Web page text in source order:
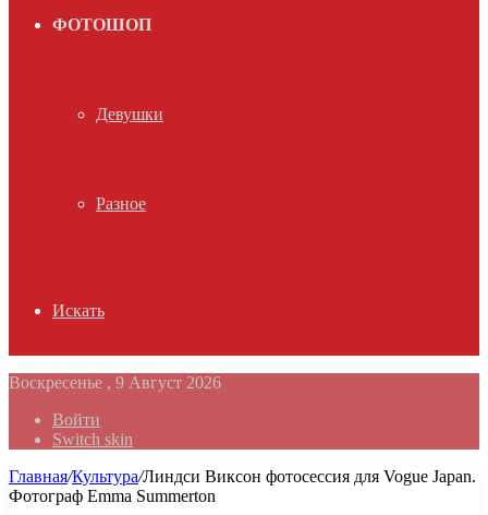
ФОТОШОП
Девушки
Разное
Искать
Воскресенье , 9 Август 2026
Войти
Switch skin
Главная/Культура/Линдси Виксон фотосессия для Vogue Japan.
Фотограф Emma Summerton